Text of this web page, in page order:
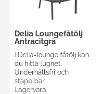
Delia Loungefåtölj
Antracitgrå
I Delia-lounge fåtölj kan
du hitta lugnet.
Underhållsfri och
stapelbar.
Lagervara.